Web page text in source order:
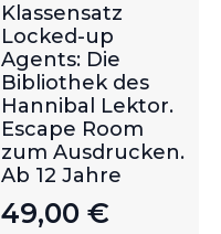
Klassensatz
Locked-up
Agents: Die
Bibliothek des
Hannibal Lektor.
Escape Room
zum Ausdrucken.
Ab 12 Jahre
49,00 €